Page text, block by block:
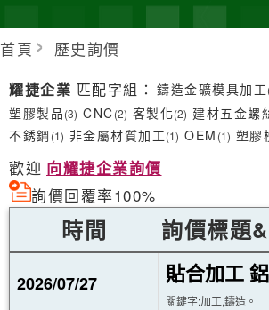
首頁 歷史詢價
耀捷企業 匹配字組： 鑄造金礦模具加工
塑膠製品(3) CNC(2) 客製化(2) 建材五金螺
不銹鋼 (1) 非金屬材質加工(1) OEM (1) 塑膠
歡迎 向耀捷企業詢價
詢價回覆率100%
時間 詢價標題
2026/07/27 貼合加工
關鍵字:加工,鑄造。